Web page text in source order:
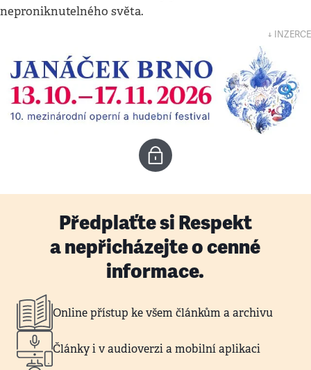
neproniknutelného světa.
↓ INZERCE
Předplaťte si Respekt
a nepřicházejte o cenné
informace.
Online přístup ke všem článkům a archivu
Články i v audioverzi a mobilní aplikaci